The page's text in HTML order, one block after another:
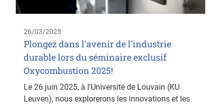
26/03/2025
Plongez dans l'avenir de l'industrie
durable lors du séminaire exclusif
Oxycombustion 2025!
Le 26 juin 2025, à l'Université de Louvain (KU
Leuven), nous explorerons les innovations et les